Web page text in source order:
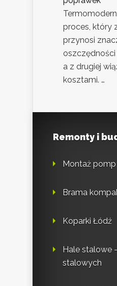
proces, który
przynosi
a z drugiej
kosztami. …
Remonty i
Montaż pomp
Brama
Koparki Łódź
Hale stalowe
stalowych